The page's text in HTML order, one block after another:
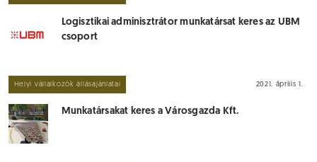
Logisztikai adminisztrátor munkatársat keres az UBM
csoport
Helyi vállalkozók állásajánlatai 2021. április 1.
Munkatársakat keres a Városgazda Kft.